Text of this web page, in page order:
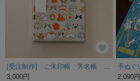
3,000円
2,090円